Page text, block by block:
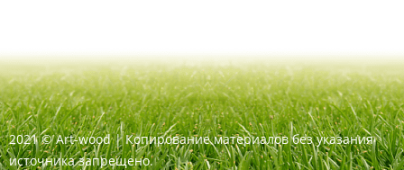
2021 ©Art-wood |Копирование материалов без указания
источника запрещено.